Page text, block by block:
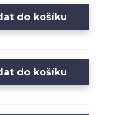
do košíku
do košíku